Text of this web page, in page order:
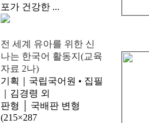
포가 건강한 ...
전 세계 유아를 위한 신
나는 한국어 활동지(교육
자료 2나)
기획｜국립국어원 • 집필
｜김경령 외
판형 │ 국배판 변형
(215×287